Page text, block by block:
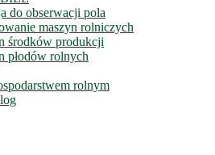
do obserwacji pola
maszyn rolniczych
środków produkcji
płodów rolnych
rolnym